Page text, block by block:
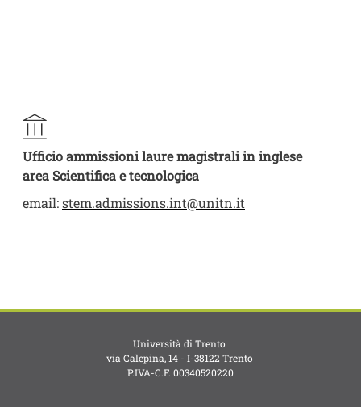
Ufficio ammissioni laure magistrali in inglese
area Scientifica e tecnologica
email:stem.admissions.int@unitn.it
Università di Trento
via Calepina, 14 - I-38122 Trento
P.IVA-C.F. 003​40520220